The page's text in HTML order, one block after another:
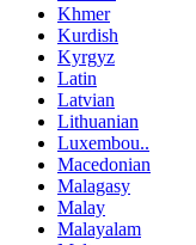
Khmer
Kurdish
Kyrgyz
Latin
Latvian
Lithuanian
Luxembou..
Macedonian
Malagasy
Malay
Malayalam